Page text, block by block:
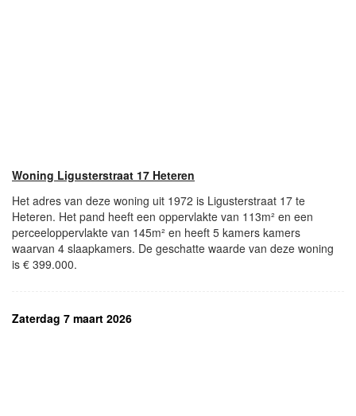
Woning Ligusterstraat 17 Heteren
Het adres van deze woning uit 1972 is Ligusterstraat 17 te
Heteren. Het pand heeft een oppervlakte van 113m² en een
perceeloppervlakte van 145m² en heeft 5 kamers kamers
waarvan 4 slaapkamers. De geschatte waarde van deze woning
is € 399.000.
Zaterdag 7 maart 2026